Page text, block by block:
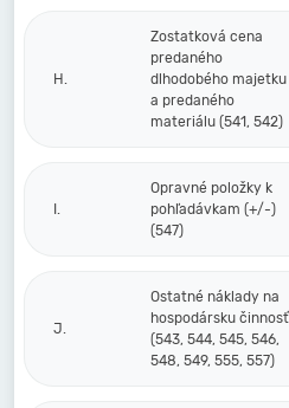
H.
Zostatková cena
predaného
dlhodobého majetku
a predaného
materiálu (541, 542)
I.
Opravné položky k
pohľadávkam (+/-)
(547)
J.
Ostatné náklady na
hospodársku činnosť
(543, 544, 545, 546,
548, 549, 555, 557)